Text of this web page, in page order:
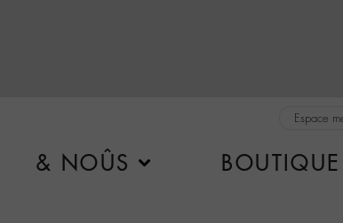
Espace
& NOÛS BOUTIQUE